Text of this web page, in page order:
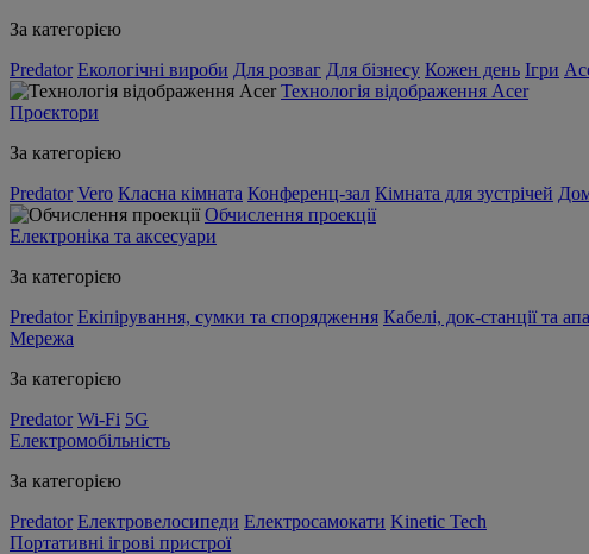
За категорією
Predator Екологічні вироби Для розваг Для бізнесу Кожен день Ігри
Технологія відображення Acer
Проєктори
За категорією
Predator Vero Класна кімната Конференц-зал Кімната для зустрічей
Обчислення проекції
Електроніка та аксесуари
За категорією
Predator Екіпірування, сумки та спорядження Кабелі, док-станції та
Мережа
За категорією
Predator Wi-Fi 5G
Електромобільність
За категорією
Predator Електровелосипеди Електросамокати Kinetic Tech
Портативні ігрові пристрої